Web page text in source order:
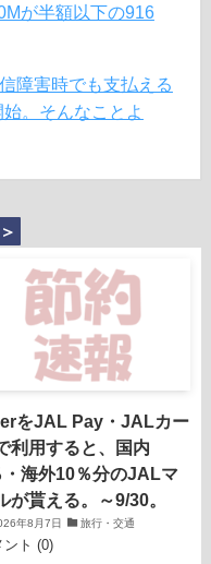
が半額以下の916
障害時でも支払える
。そんなことよ
をJAL Pay・JALカー
利用すると、国内
・海外10％分のJALマ
が貰える。～9/30。
年8月7日 旅行・交通
ント (0)